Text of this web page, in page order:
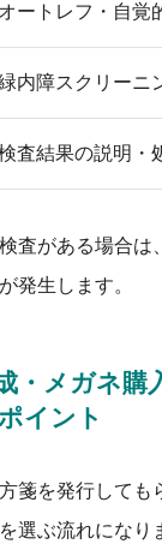
オートレフ・自覚
内障スクリーニ
査結果の説明・
査がある場合は
発生します。
・メガネ購
イント
箋を発行しても
選ぶ流れになり